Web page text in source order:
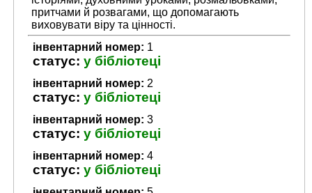
притчами й розвагами, що допомагають
виховувати віру та цінності.
інвентарний номер: 1
статус: у бібліотеці
інвентарний номер: 2
статус: у бібліотеці
інвентарний номер: 3
статус: у бібліотеці
інвентарний номер: 4
статус: у бібліотеці